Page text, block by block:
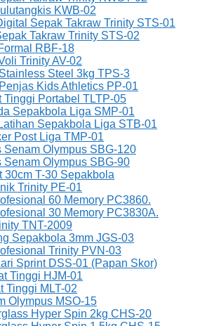
KWB-02
Sepak Takraw Trinity STS-01
Takraw Trinity STS-02
RBF-18
Trinity AV-02
Steel 3kg TPS-3
Kids Athletics PP-01
Tinggi Portabel TLTP-05
Sepakbola Liga SMP-01
Sepakbola Liga STB-01
Post Liga TMP-01
Senam Olympus SBG-120
Senam Olympus SBG-90
30cm T-30 Sepakbola
Trinity PE-01
60 Memory PC3860.
30 Memory PC3830A.
TNT-2009
Sepakbola 3mm JGS-03
Trinity PVN-03
Sprint DSS-01 (Papan Skor)
Tinggi HJM-01
Tinggi MLT-02
Olympus MSO-15
Hyper Spin 2kg CHS-20